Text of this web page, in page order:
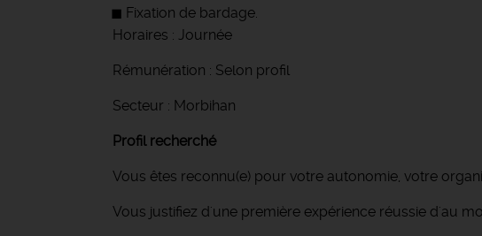
Fixation de bardage.
Horaires : Journée
Rémunération : Selon profil
Secteur : Morbihan
Profil recherché
Vous êtes reconnu(e) pour votre autonomie, votre
Vous justifiez d'une première expérience réussie d'au